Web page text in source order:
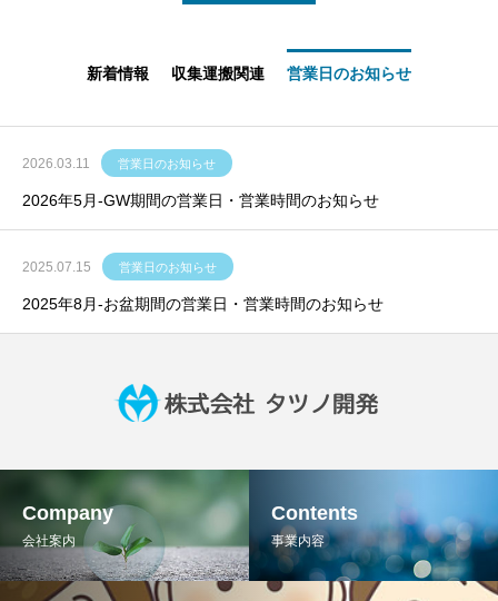
新着情報 収集運搬関連 営業日のお知らせ
2026.03.11 営業日のお知らせ
2026年5月-GW期間の営業日・営業時間のお知らせ
2025.07.15 営業日のお知らせ
2025年8月-お盆期間の営業日・営業時間のお知らせ
Company
会社案内
Contents
事業内容